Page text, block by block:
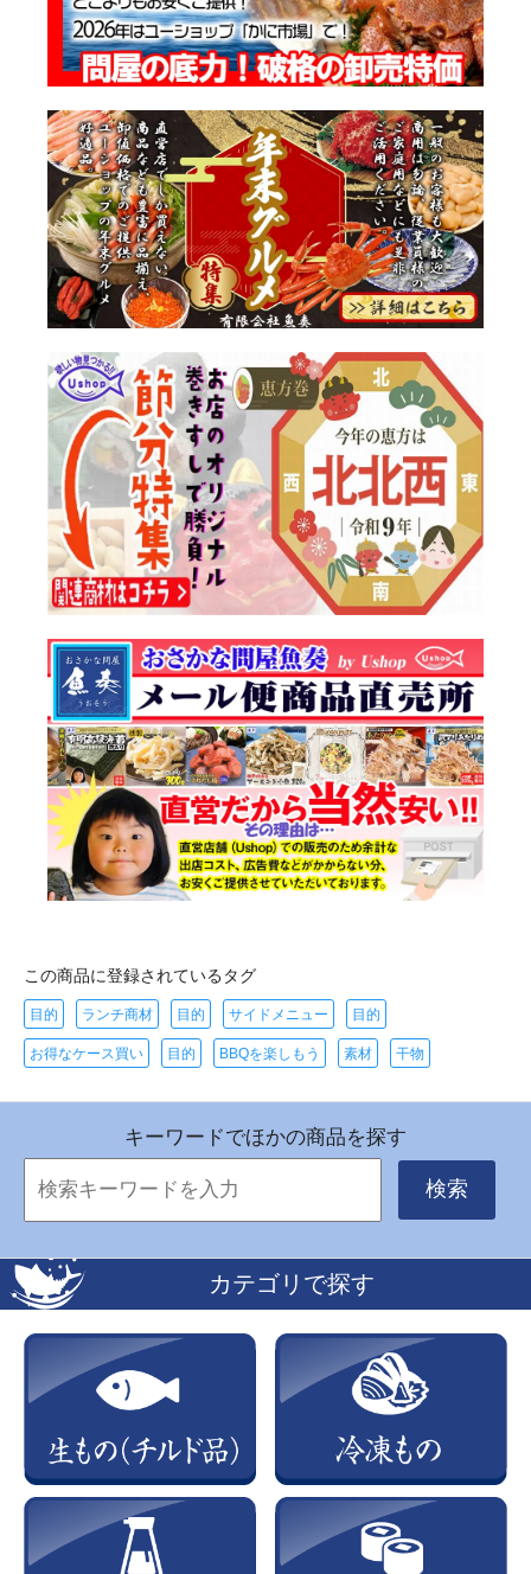
この商品に登録されているタグ
目的 ランチ商材 目的 サイドメニュー 目的
お得なケース買い 目的 BBQを楽しもう 素材 干物
キーワードでほかの商品を探す
検索
カテゴリで探す